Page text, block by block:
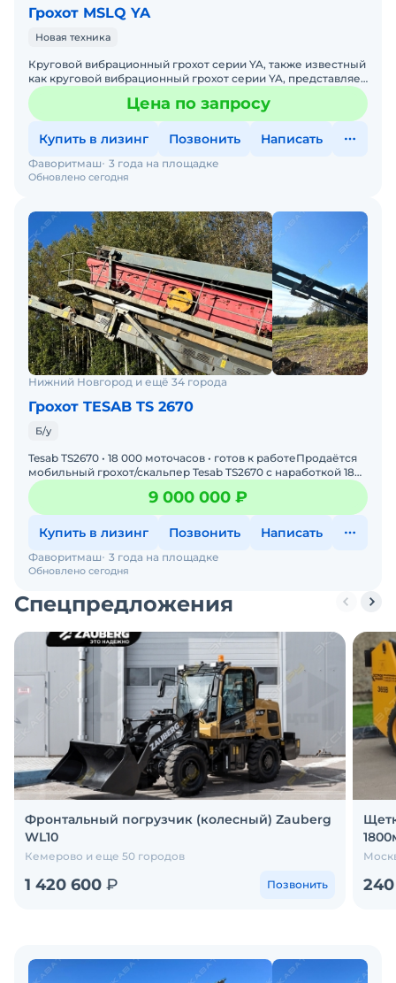
Грохот MSLQ YA
Новая техника
Круговой вибрационный грохот серии YA, также известный
как круговой вибрационный грохот серии YA, представляет
собой оборудование для грохочения последнего поко
Цена по запросу
Купить в лизинг Позвонить Написать
Обновлено сегодня
Фаворитмаш 3 года на площадке
Нижний Новгород и ещё 34 города
Грохот TESAB TS 2670
Б/у
Tesab TS2670 • 18 000 моточасов • готов к работеПродаётся
мобильный грохот/скальпер Tesab TS2670 с наработкой 18
000 м/ч. Машина в рабочем состоянии,
9 000 000 ₽
Купить в лизинг Позвонить Написать
Обновлено сегодня
Фаворитмаш 3 года на площадке
Спецпредложения
Фронтальный погрузчик (колесный) Zauberg
WL10
Кемерово и еще 50 городов
1 420 600 ₽ Позвонить